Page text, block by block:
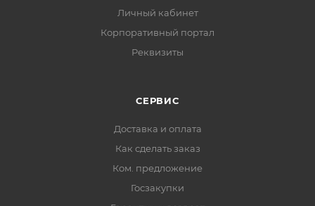
Личный кабинет
Корпоративный портал
Реквизиты
СЕРВИС
Доставка и оплата
Как сделать заказ
Ком. предложение
Госзакупки